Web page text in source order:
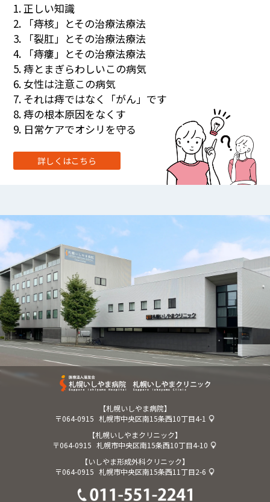
1. 正しい知識
2. 「痔核」とその治療法療法
3. 「裂肛」とその治療法療法
4. 「痔瘻」とその治療法療法
5. 痔とまぎらわしいこの病気
6. 女性は注意この病気
7. それは痔ではなく「がん」です
8. 痔の根本原因をなくす
9. 日常ケアでオシリを守る
詳しくはこちら
【札幌いしやま病院】
〒064-0915 札幌市中央区南15条西10丁目4-1
【札幌いしやまクリニック】
〒064-0915 札幌市中央区南15条西10丁目4-10
【いしやま形成外科クリニック】
〒064-0915 札幌市中央区南15条西11丁目2-6